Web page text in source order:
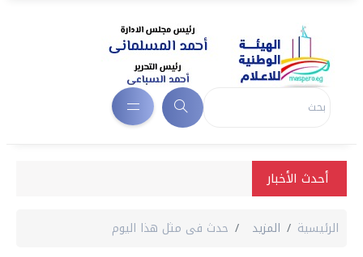
أحدث الأخبار
الرئيسية المزيد حدث فى مثل هذا اليوم